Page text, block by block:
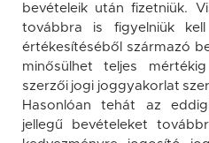
bevételeik után fizetniük.
továbbra is figyelniük
értékesítéséből származó
minősülhet teljes
szerzői jogi joggyakorlat
Hasonlóan tehát az
jellegű bevételeket